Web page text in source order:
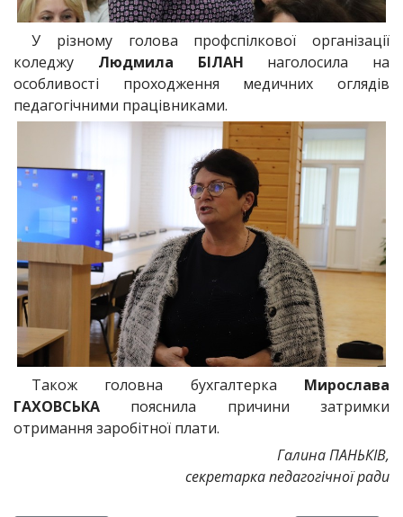
У різному голова профспілкової організації
коледжу Людмила БІЛАН наголосила на
особливості проходження медичних оглядів
педагогічними працівниками.
Також головна бухгалтерка Мирослава
ГАХОВСЬКА пояснила причини затримки
отримання заробітної плати.
Галина ПАНЬКІВ,
секретарка педагогічної ради